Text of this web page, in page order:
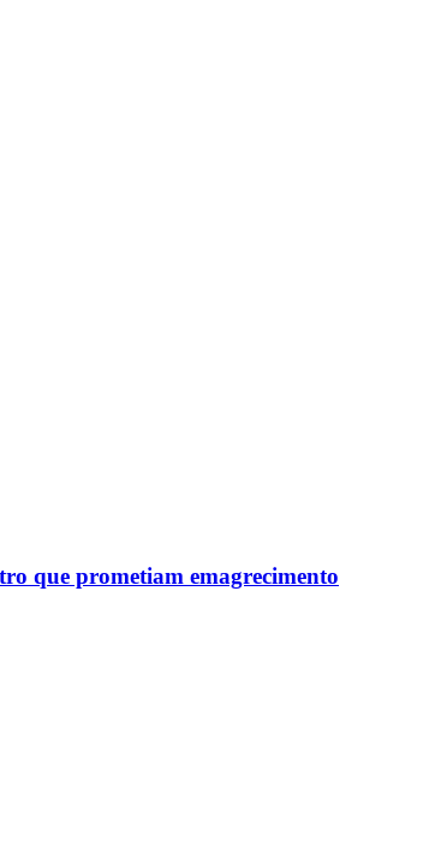
que prometiam emagrecimento